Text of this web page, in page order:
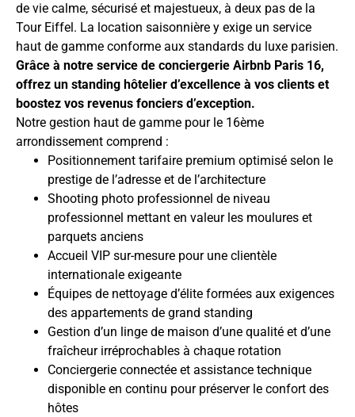
de vie calme, sécurisé et majestueux, à deux pas de la
Tour Eiffel. La location saisonnière y exige un service
haut de gamme conforme aux standards du luxe parisien.
Grâce à notre service de conciergerie Airbnb Paris 16,
offrez un standing hôtelier d’excellence à vos clients et
boostez vos revenus fonciers d’exception.
Notre gestion haut de gamme pour le 16ème
arrondissement comprend :
Positionnement tarifaire premium optimisé selon le
prestige de l’adresse et de l’architecture
Shooting photo professionnel de niveau
professionnel mettant en valeur les moulures et
parquets anciens
Accueil VIP sur-mesure pour une clientèle
internationale exigeante
Équipes de nettoyage d’élite formées aux exigences
des appartements de grand standing
Gestion d’un linge de maison d’une qualité et d’une
fraîcheur irréprochables à chaque rotation
Conciergerie connectée et assistance technique
disponible en continu pour préserver le confort des
hôtes